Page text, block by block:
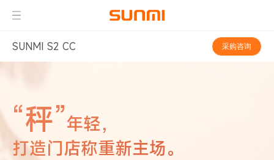
SUNMI S2 CC 采购咨询
“秤”年轻，
打造门店称重新主场。